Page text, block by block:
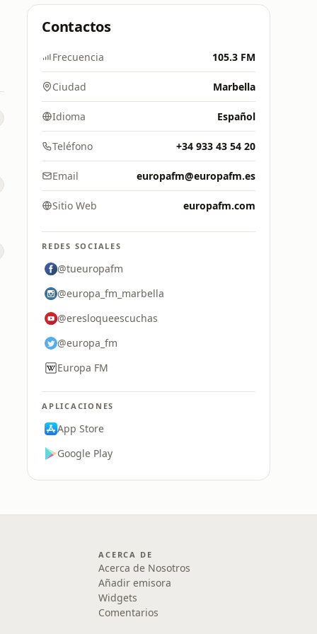
Contactos
Frecuencia 105.3 FM
Ciudad Marbella
Idioma Español
Teléfono +34 933 43 54 20
Email europafm@europafm.es
Sitio Web europafm.com
REDES SOCIALES
@tueuropafm
@europa_fm_marbella
@eresloqueescuchas
@europa_fm
Europa FM
APLICACIONES
App Store
Google Play
ACERCA DE
Acerca de Nosotros
Añadir emisora
Widgets
Comentarios